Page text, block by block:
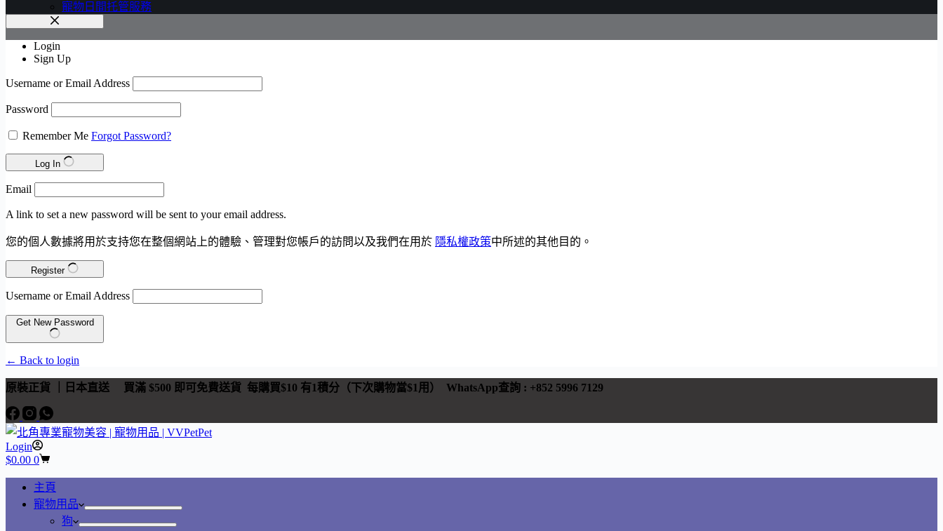
寵物日間托管服務
Login
Sign Up
Username or Email Address
Password
Remember Me Forgot Password?
Log In
Email
A link to set a new password will be sent to your email address.
您的個人數據將用於支持您在整個網站上的體驗、管理對您帳戶的訪問以及我們在用於 隱私權政策中所述的其他目的。
Register
Username or Email Address
Get New Password
← Back to login
原裝正貨 ｜日本直送 買滿 $500 即可免費送貨 每購買$10 有1積分（下次購物當$1用） WhatsApp查詢 : +852 5996 7129
Login
Shopping
$0.00 0
主頁
寵物用品
狗